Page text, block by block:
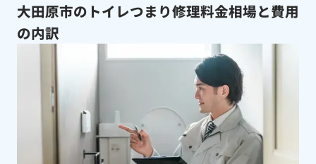
大田原市のトイレつまり修理料金相場と費用
の内訳